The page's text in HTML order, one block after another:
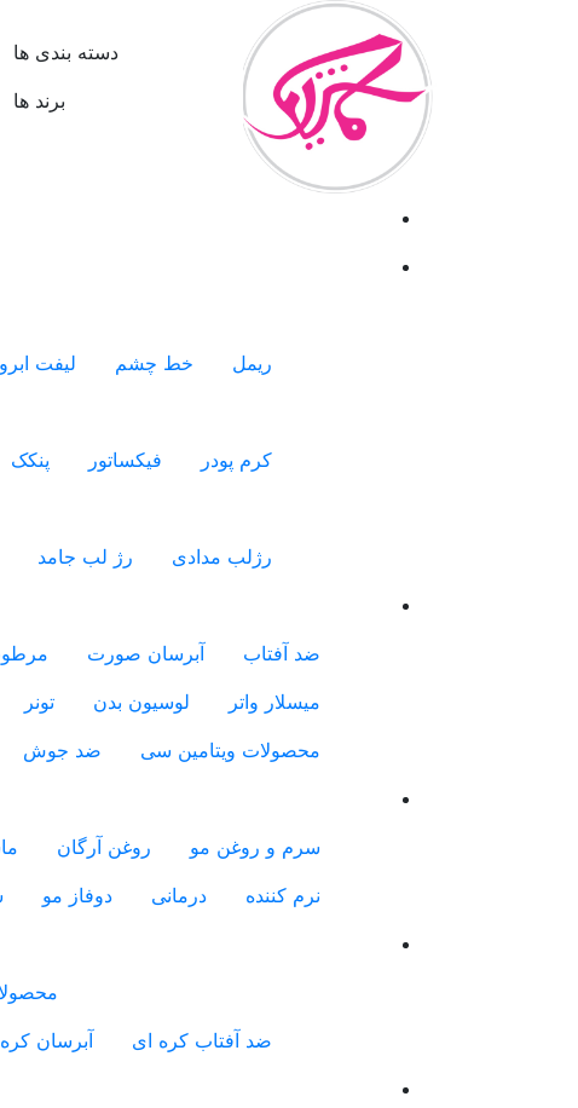
دسته بندی ها
برند ها
ریمل
خط چشم لیفت
کرم پودر
فیکساتور پنکک
رژلب مدادی
رژ لب جامد
ضد آفتاب
آبرسان صورت
میسلار واتر
لوسیون بدن تونر
محصولات ویتامین سی
ضد جوش
سرم و روغن مو
روغن آرگان
نرم کننده
درمانی دوفاز مو
ضد آفتاب کره ای
آبرسان